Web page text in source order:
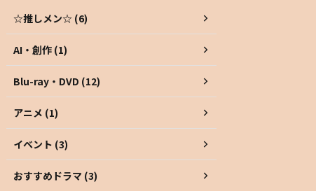
☆推しメン☆ (6)
AI・創作 (1)
Blu-ray・DVD (12)
アニメ (1)
イベント (3)
おすすめドラマ (3)